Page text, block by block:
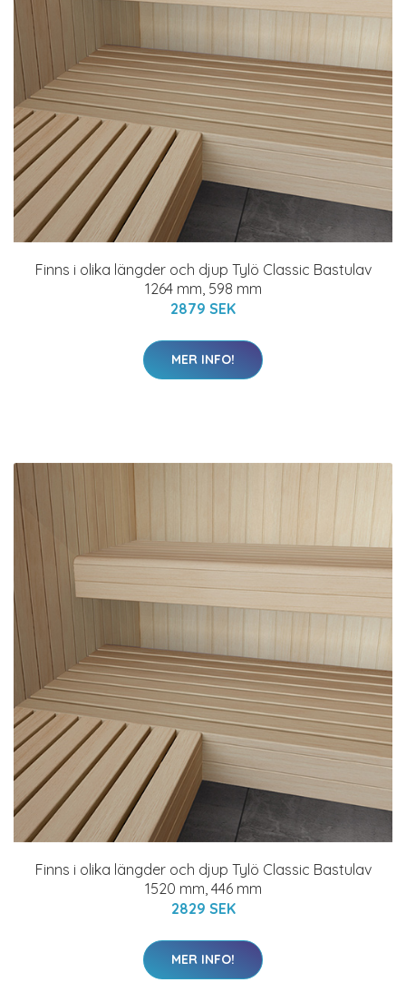
Finns i olika längder och djup Tylö Classic Bastulav
1264 mm, 598 mm
2879 SEK
MER INFO!
Finns i olika längder och djup Tylö Classic Bastulav
1520 mm, 446 mm
2829 SEK
MER INFO!